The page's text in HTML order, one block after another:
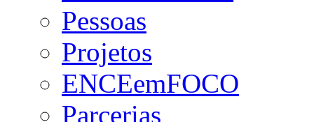
Pessoas
Projetos
ENCEemFOCO
Parcerias